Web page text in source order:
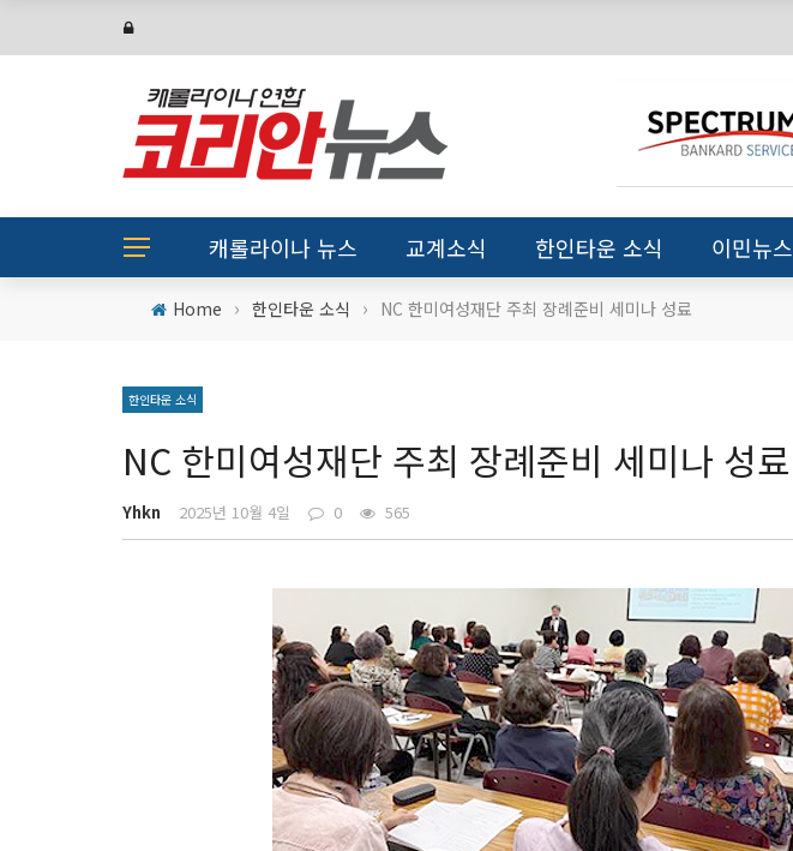
캐롤라이나 뉴스 교계소식 한인타운 소식 이민뉴스
Home › 한인타운 소식 › NC 한미여성재단 주최 장례준비 세미나 성료
한인타운 소식
NC 한미여성재단 주최 장례준비 세미나 성료
Yhkn 2025년 10월 4일 0 565